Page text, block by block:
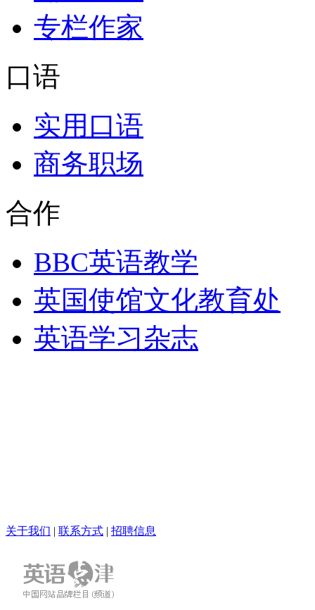
专栏作家
口语
实用口语
商务职场
合作
BBC英语教学
英国使馆文化教育处
英语学习杂志
关于我们 | 联系方式 | 招聘信息